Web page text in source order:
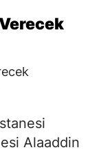
Alaaddin